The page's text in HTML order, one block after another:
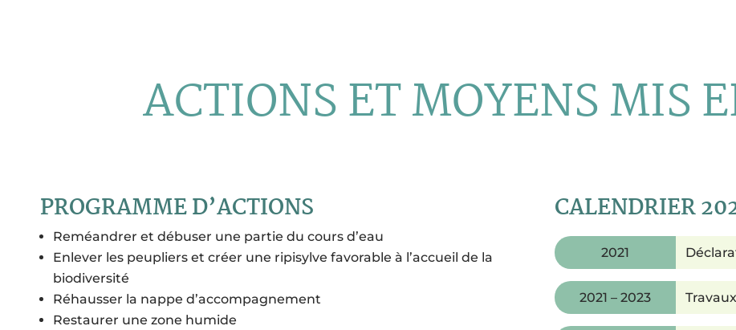
ACTIONS ET MOYENS MIS
PROGRAMME D’ACTIONS
Reméandrer et débuser une partie du cours d’eau
Enlever les peupliers et créer une ripisylve favorable à l’accueil de la
biodiversité
Réhausser la nappe d’accompagnement
Restaurer une zone humide
CALENDRIER
2021
2021 – 2023 Travaux